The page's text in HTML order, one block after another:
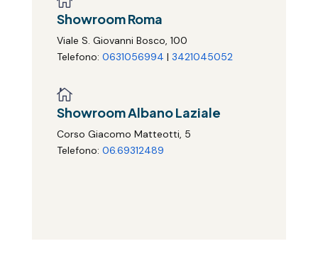
Showroom Roma
Viale S. Giovanni Bosco, 100
Telefono: 0631056994 | 3421045052

Showroom Albano Laziale
Corso Giacomo Matteotti, 5
Telefono: 06.69312489